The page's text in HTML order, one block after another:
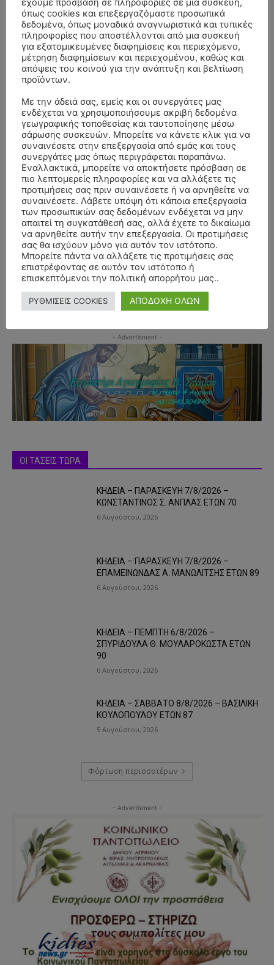
- Advertisment -
- Advertisment -
ΟΙ ΤΑΣΕΙΣ ΤΩΡΑ
ΚΗΔΕΙΑ – ΠΑΡΑΣΚΕΥΗ 7/8/2026 –
ΚΩΝΣΤΑΝΤΙΝΟΣ Σ. ΑΝΠΛΑΣ ΕΤΩΝ 70
6 Αυγούστου, 2026
ΚΗΔΕΙΑ – ΠΑΡΑΣΚΕΥΗ 7/8/2026 –
ΕΠΑΜΕΙΝΩΝΔΑΣ Α. ΜΑΝΩΛΙΤΣΗΣ ΕΤΩΝ 89
6 Αυγούστου, 2026
ΚΗΔΕΙΑ – ΠΕΜΠΤΗ 6/8/2026 –
ΣΠΥΡΙΔΟΥΛΑ Θ. ΜΟΥΛΑΡΟΚΩΣΤΑ ΕΤΩΝ
90
6 Αυγούστου, 2026
ΚΗΔΕΙΑ – ΣΑΒΒΑΤΟ 8/8/2026 – ΒΑΣΙΛΙΚΗ
ΚΟΥΛΟΠΟΥΛΟΥ ΕΤΩΝ 87
5 Αυγούστου, 2026
Φόρτωση περισσοτέρων
- Advertisment -
έχουμε πρόσβαση σε πληροφορίες σε μια συσκευή,
όπως cookies και επεξεργαζόμαστε προσωπικά
δεδομένα, όπως μοναδικά αναγνωριστικά και τυπικές
πληροφορίες που αποστέλλονται από μια συσκευή
για εξατομικευμένες διαφημίσεις και περιεχόμενο,
μέτρηση διαφημίσεων και περιεχομένου, καθώς και
απόψεις του κοινού για την ανάπτυξη και βελτίωση
προϊόντων.
Με την άδειά σας, εμείς και οι συνεργάτες μας
ενδέχεται να χρησιμοποιήσουμε ακριβή δεδομένα
γεωγραφικής τοποθεσίας και ταυτοποίησης μέσω
σάρωσης συσκευών. Μπορείτε να κάνετε κλικ για να
συναινέσετε στην επεξεργασία από εμάς και τους
συνεργάτες μας όπως περιγράφεται παραπάνω.
Εναλλακτικά, μπορείτε να αποκτήσετε πρόσβαση σε
πιο λεπτομερείς πληροφορίες και να αλλάξετε τις
προτιμήσεις σας πριν συναινέσετε ή να αρνηθείτε να
συναινέσετε. Λάβετε υπόψη ότι κάποια επεξεργασία
των προσωπικών σας δεδομένων ενδέχεται να μην
απαιτεί τη συγκατάθεσή σας, αλλά έχετε το δικαίωμα
να αρνηθείτε αυτήν την επεξεργασία. Οι προτιμήσεις
σας θα ισχύουν μόνο για αυτόν τον ιστότοπο.
Μπορείτε πάντα να αλλάξετε τις προτιμήσεις σας
επιστρέφοντας σε αυτόν τον ιστότοπο ή
επισκεπτόμενοι την πολιτική απορρήτου μας..
ΡΥΘΜΙΣΕΙΣ COOKIES ΑΠΟΔΟΧΗ ΟΛΩΝ